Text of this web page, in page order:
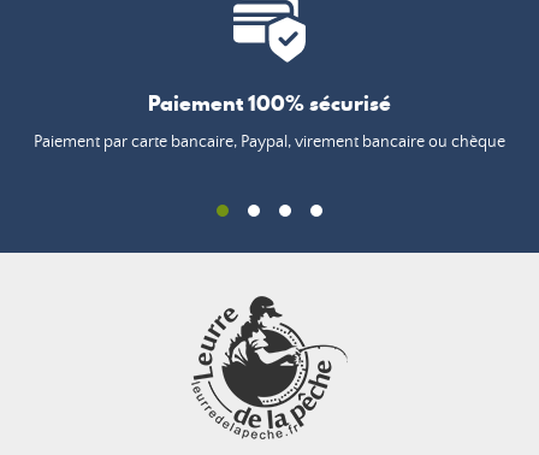
Paiement 100% sécurisé
Paiement par carte bancaire, Paypal, virement bancaire ou chèque